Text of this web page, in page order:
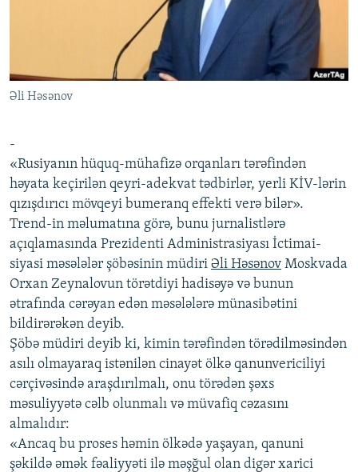
AZƏRBAYCAN ƏDƏBIYYATI KITABXANASI
İSLAM VƏ DEMOKRATIYA
İZ - MƏDƏNIYYƏT PROQRAMI
PEŞƏ ETIKASI VƏ JURNALISTIKA STANDARTLARIMIZ
MATERIALLARIMIZDAN ISTIFADƏ
AZADLIQRADIOSU MOBIL TELEFONUNUZDA
XƏBƏR BÜLLETENLƏRIMIZ
RFE/RL-in bütün saytları
Əli Həsənov
-
«Rusiyanın hüquq-mühafizə orqanları tərəfindən
həyata keçirilən qeyri-adekvat tədbirlər, yerli KİV-lərin
qızışdırıcı mövqeyi bumeranq effekti verə bilər».
Trend-in məlumatına görə, bunu jurnalistlərə
açıqlamasında Prezidenti Administrasiyası İctimai-
siyasi məsələlər şöbəsinin müdiri Əli Həsənov Moskvada
Orxan Zeynalovun törətdiyi hadisəyə və bunun
ətrafında cərəyan edən məsələlərə münasibətini
bildirərəkən deyib.
Şöbə müdiri deyib ki, kimin tərəfindən törədilməsindən
asılı olmayaraq istənilən cinayət ölkə qanunvericiliyi
cərçivəsində araşdırılmalı, onu törədən şəxs
məsuliyyətə cəlb olunmalı və müvafiq cəzasını
almalıdır:
«Ancaq bu proses həmin ölkədə yaşayan, qanuni
şəkildə əmək fəaliyyəti ilə məşğul olan digər xarici